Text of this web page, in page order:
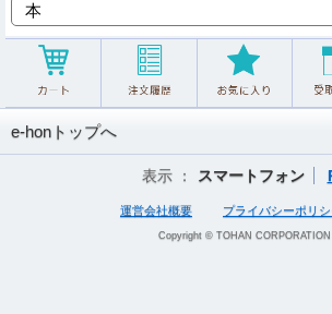
e-honトップへ
表示 ： スマートフォン
運営会社概要 プライバシーポリシ
Copyright © TOHAN CORPORATION